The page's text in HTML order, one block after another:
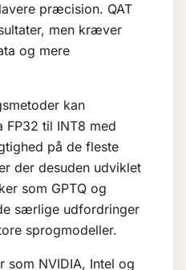
præcision. QAT
men kræver
og mere
kan
FP32 til INT8 med
på de fleste
der desuden udviklet
som GPTQ og
særlige udfordringer
sprogmodeller.
som NVIDIA, Intel og